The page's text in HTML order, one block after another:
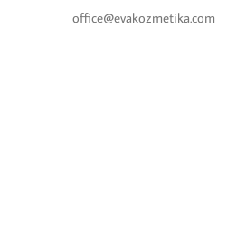
office@evakozmetika.com